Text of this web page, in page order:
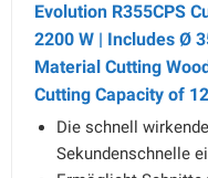
Evolution R355CPS
2200 W | Includes Ø
Material Cutting
Cutting Capacity of
Die schnell
Sekundenschnelle